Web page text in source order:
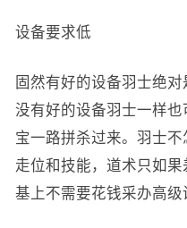
设备要求低
固然有好的设备羽士绝
没有好的设备羽士一样
宝一路拼杀过来。羽士
走位和技能，道术只如
基上不需要花钱采办高级